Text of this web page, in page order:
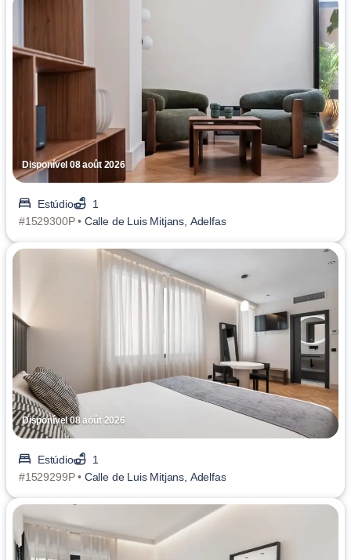
Disponível 08 août 2026
Estúdio
1
#1529300P • Calle de Luis Mitjans, Adelfas
Disponível 08 août 2026
Estúdio
1
#1529299P • Calle de Luis Mitjans, Adelfas